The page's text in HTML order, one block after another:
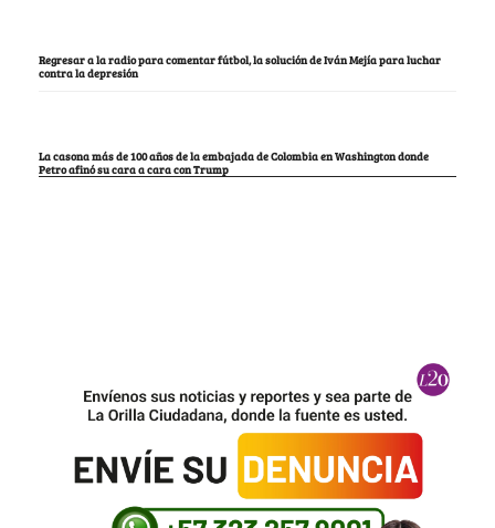
Regresar a la radio para comentar fútbol, la solución de Iván Mejía para luchar
contra la depresión
La casona más de 100 años de la embajada de Colombia en Washington donde
Petro afinó su cara a cara con Trump